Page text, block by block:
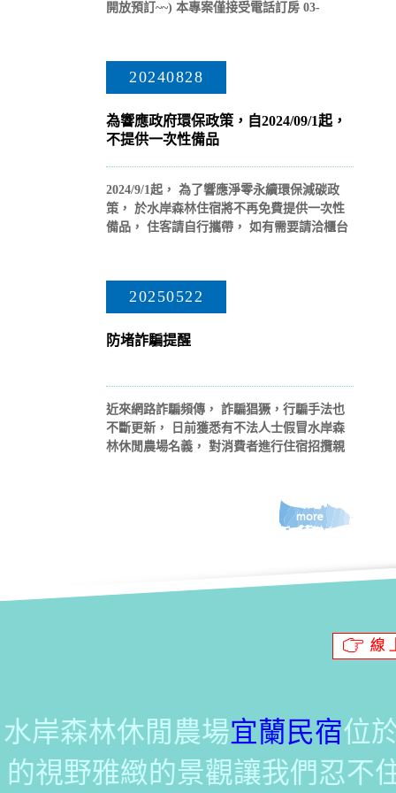
開放預訂~~) 本專案僅接受電話訂房 03-
20240828
為響應政府環保政策，自2024/09/1起，
不提供一次性備品
2024/9/1起， 為了響應淨零永續環保減碳政
策， 於水岸森林住宿將不再免費提供一次性
備品， 住客請自行攜帶， 如有需要請洽櫃台
20250522
防堵詐騙提醒
近來網路詐騙頻傳， 詐騙猖獗，行騙手法也
不斷更新， 日前獲悉有不法人士假冒水岸森
林休閒農場名義， 對消費者進行住宿招攬親
水岸森林休閒農場宜蘭民宿位
的視野雅緻的景觀讓我們忍不